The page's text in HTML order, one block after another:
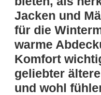
Jacken und
für die
warme
Komfort
geliebter
und wohl